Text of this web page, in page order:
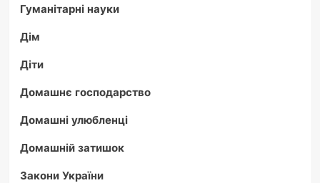
Гуманітарні науки
Дім
Діти
Домашнє господарство
Домашні улюбленці
Домашній затишок
Закони України